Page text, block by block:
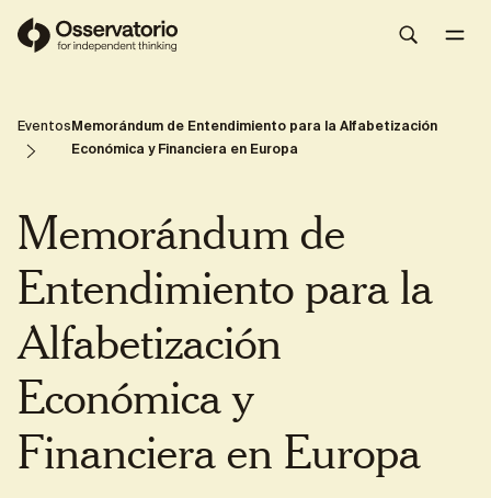
EventosMemorándum de Entendimiento para la Alfabetización
Económica y Financiera en Europa
Memorándum de
Entendimiento para la
Alfabetización
Económica y
Financiera en Europa
Share